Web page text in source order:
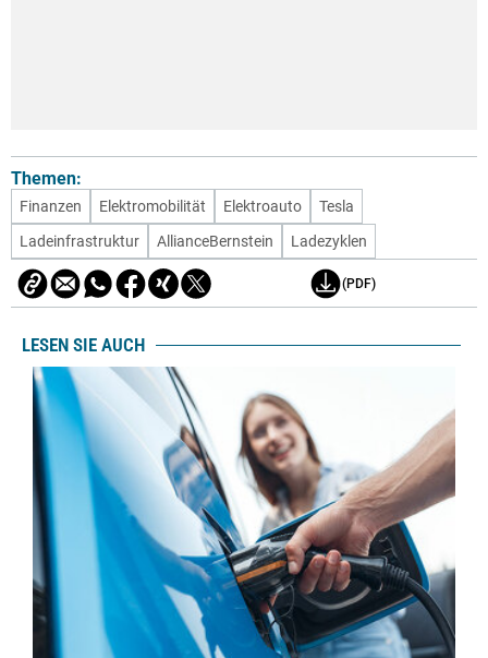
Themen:
Finanzen Elektromobilität Elektroauto
Tesla
Ladeinfrastruktur
AllianceBernstein Ladezyklen
(PDF)
LESEN SIE AUCH